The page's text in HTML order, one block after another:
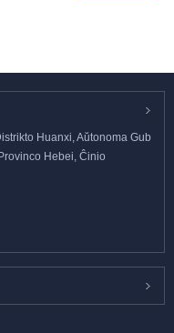
Huanxi, Aŭtonoma Gub
Hebei, Ĉinio